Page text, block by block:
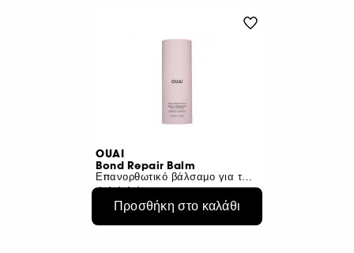
OUAI
Bond Repair Balm
Επανορθωτικό βάλσαμο για ταλαιπωρημένα μαλλιά
2031
€ 52,95
Προσθήκη στο καλάθι